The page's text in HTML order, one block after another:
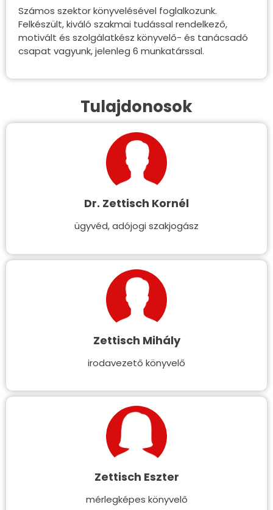
Számos szektor könyvelésével foglalkozunk.
Felkészült, kiváló szakmai tudással rendelkező,
motivált és szolgálatkész könyvelő- és tanácsadó
csapat vagyunk, jelenleg 6 munkatárssal.
Tulajdonosok
Dr. Zettisch Kornél
ügyvéd, adójogi szakjogász
Zettisch Mihály
irodavezető könyvelő
Zettisch Eszter
mérlegképes könyvelő